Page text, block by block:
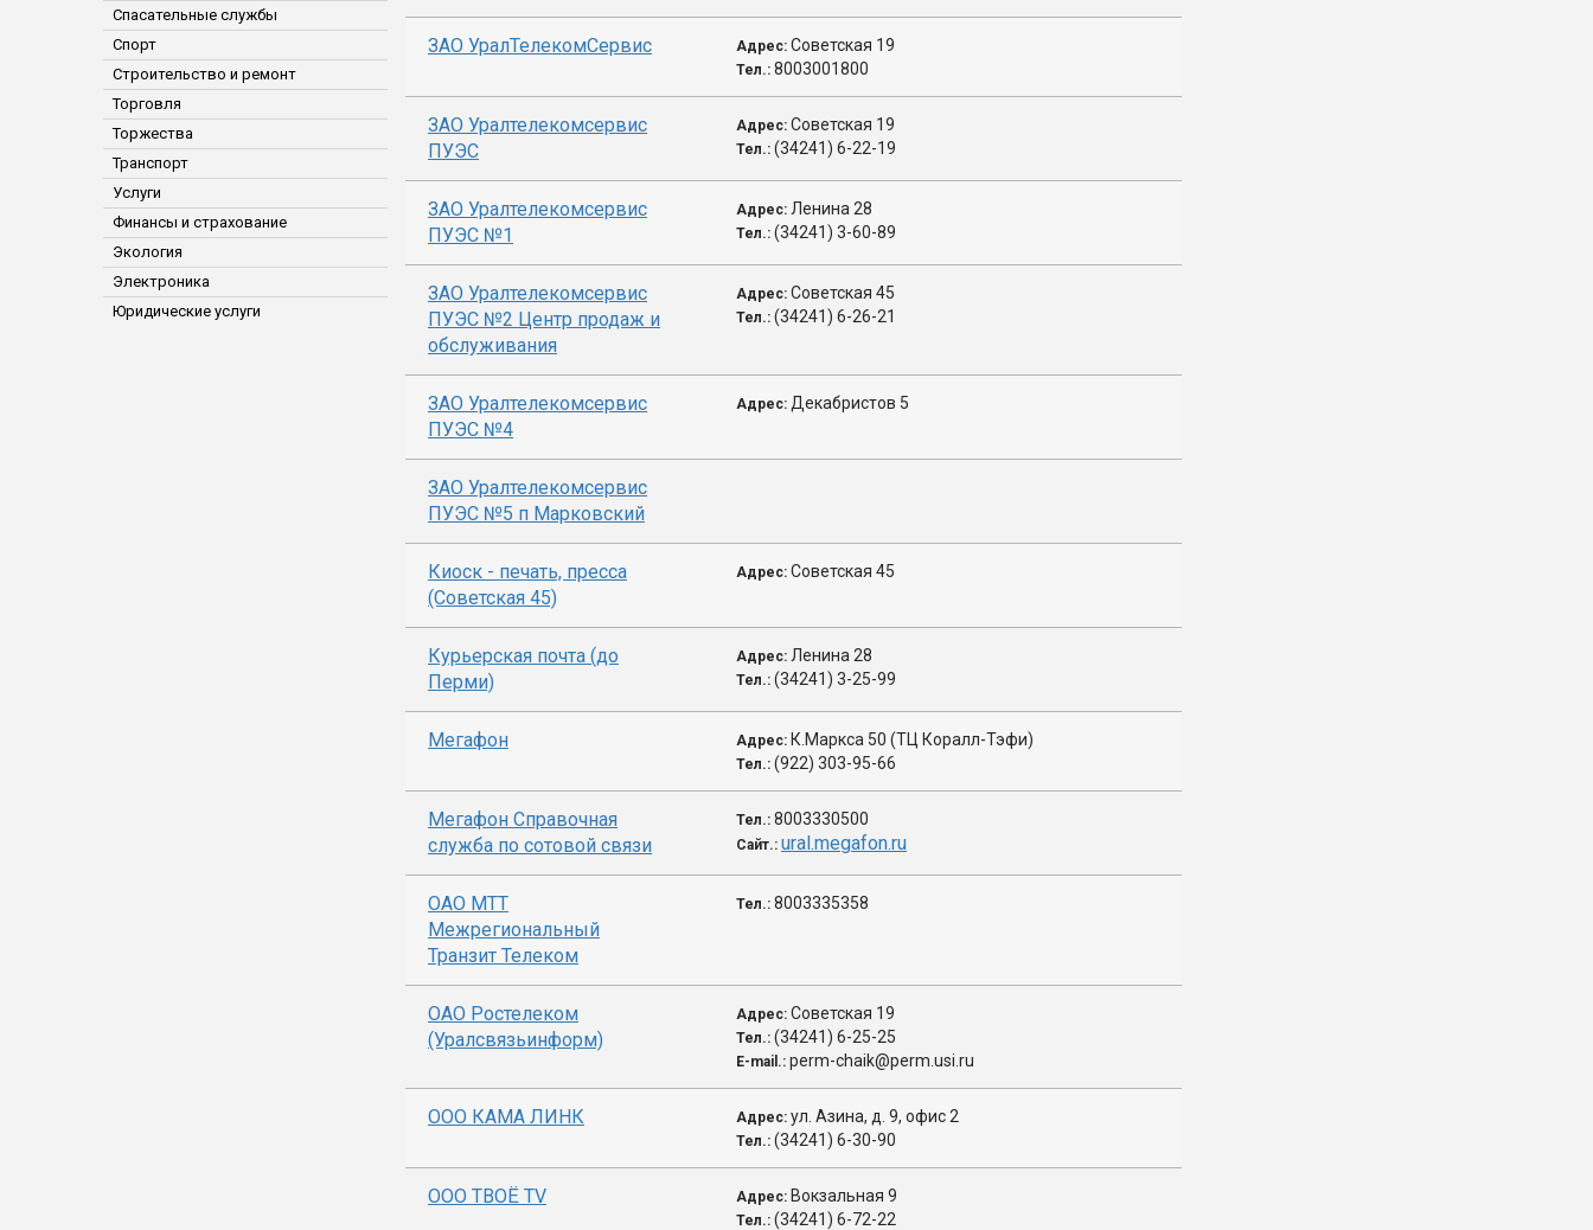
Спасательные службы
Спорт
Строительство и ремонт
Торговля
Торжества
Транспорт
Услуги
Финансы и страхование
Экология
Электроника
Юридические услуги
ЗАО УралТелекомСервис Адрес: Советская 19
Тел.: 8003001800
ЗАО Уралтелекомсервис
ПУЭС
Адрес: Советская 19
Тел.: (34241) 6-22-19
ЗАО Уралтелекомсервис
ПУЭС №1
Адрес: Ленина 28
Тел.: (34241) 3-60-89
ЗАО Уралтелекомсервис
ПУЭС №2 Центр продаж и
обслуживания
Адрес: Советская 45
Тел.: (34241) 6-26-21
ЗАО Уралтелекомсервис
ПУЭС №4
Адрес: Декабристов 5
ЗАО Уралтелекомсервис
ПУЭС №5 п Марковский
Киоск - печать, пресса
(Советская 45)
Адрес: Советская 45
Курьерская почта (до
Перми)
Адрес: Ленина 28
Тел.: (34241) 3-25-99
Мегафон Адрес: К.Маркса 50 (ТЦ Коралл-Тэфи)
Тел.: (922) 303-95-66
Мегафон Справочная
служба по сотовой связи
Тел.: 8003330500
Сайт.: ural.megafon.ru
ОАО МТТ
Межрегиональный
Транзит Телеком
Тел.: 8003335358
ОАО Ростелеком
(Уралсвязьинформ)
Адрес: Советская 19
Тел.: (34241) 6-25-25
E-mail.: perm-chaik@perm.usi.ru
ООО КАМА ЛИНК Адрес: ул. Азина, д. 9, офис 2
Тел.: (34241) 6-30-90
ООО ТВОЁ ТV Адрес: Вокзальная 9
Тел.: (34241) 6-72-22